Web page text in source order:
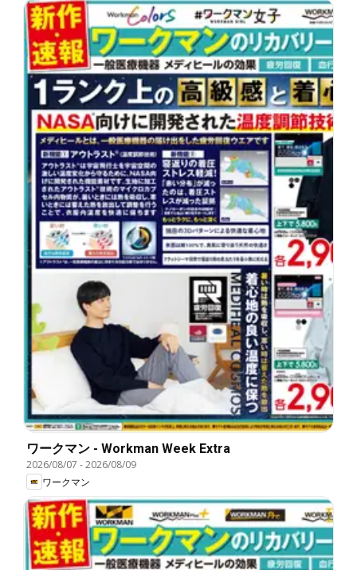
ワークマン - Workman Week Extra
2026/08/07 -2026/08/09
ワークマン